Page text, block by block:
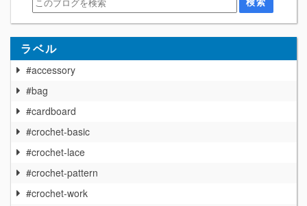
ラベル
#accessory
#bag
#cardboard
#crochet-basic
#crochet-lace
#crochet-pattern
#crochet-work